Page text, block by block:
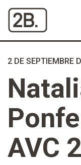
Contenido
2 DE SEPTIEMBRE
AVC